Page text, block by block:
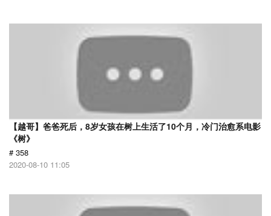
【越哥】爸爸死后，8岁女孩在树上生活了10个月，冷门治愈系电影
《树》
# 358
2020-08-10 11:05